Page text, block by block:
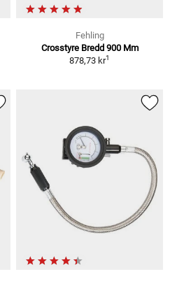
Fehling
Crosstyre Bredd 900 Mm
878,73 kr1